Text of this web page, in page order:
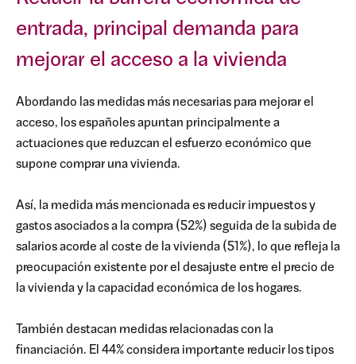
entrada, principal demanda para
mejorar el acceso a la vivienda
Abordando las medidas más necesarias para mejorar el
acceso, los españoles apuntan principalmente a
actuaciones que reduzcan el esfuerzo económico que
supone comprar una vivienda.
Así, la medida más mencionada es reducir impuestos y
gastos asociados a la compra (52%) seguida de la subida de
salarios acorde al coste de la vivienda (51%), lo que refleja la
preocupación existente por el desajuste entre el precio de
la vivienda y la capacidad económica de los hogares.
También destacan medidas relacionadas con la
financiación. El 44% considera importante reducir los tipos